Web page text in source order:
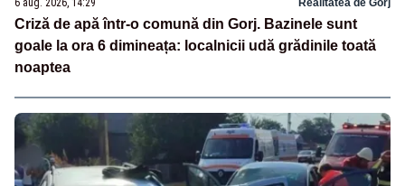
6 aug. 2026, 14:29 Realitatea de Gorj
Criză de apă într-o comună din Gorj. Bazinele sunt
goale la ora 6 dimineața: localnicii udă grădinile toată
noaptea